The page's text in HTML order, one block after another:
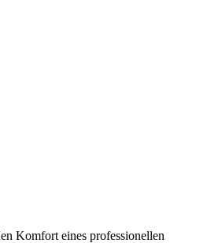
Komfort eines professionellen